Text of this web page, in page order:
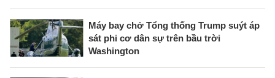
Máy bay chở Tổng thống Trump suýt áp
sát phi cơ dân sự trên bầu trời
Washington